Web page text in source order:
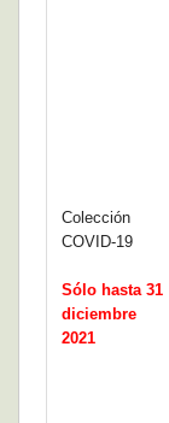
Colección
COVID-19
Sólo hasta 31
diciembre
2021